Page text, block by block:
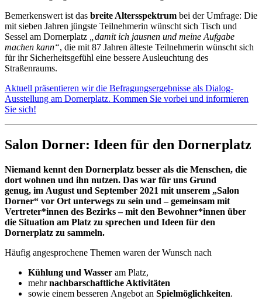
Bemerkenswert ist das breite Altersspektrum bei der Umfrage: Die
mit sieben Jahren jüngste Teilnehmerin wünscht sich Tisch und
Sessel am Dornerplatz
„damit ich jausnen und meine Aufgabe
machen kann“, die mit 87 Jahren älteste Teilnehmerin wünscht sich
für ihr Sicherheitsgefühl eine bessere Ausleuchtung des
Straßenraums.
Aktuell präsentieren wir die Befragungsergebnisse als Dialog-
Ausstellung am Dornerplatz. Kommen Sie vorbei und informieren
Sie sich!
Salon Dorner: Ideen für den Dornerplatz
Niemand kennt den Dornerplatz besser als die Menschen, die
dort wohnen und ihn nutzen. Das war für uns Grund
genug, im August und September 2021 mit unserem „Salon
Dorner“ vor Ort unterwegs zu sein und – gemeinsam mit
Vertreter*innen des Bezirks – mit den Bewohner*innen über
die Situation am Platz zu sprechen und Ideen für den
Dornerplatz zu sammeln.
Häufig angesprochene Themen waren der Wunsch nach
Kühlung und Wasser am Platz,
mehrnachbarschaftliche Aktivitäten
sowie einem besseren Angebot an Spielmöglichkeiten.